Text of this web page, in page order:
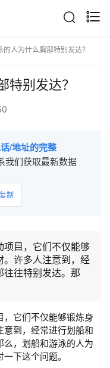
的人为什么胸部特别发达？
别发达？
/地址的完整
我们获取最新数据
制
目，它们不仅能够
许多人注意到，经
往特别发达。那
它们不仅能够锻炼身
到，经常进行划船和
，划船和游泳的人为
下这个问题。